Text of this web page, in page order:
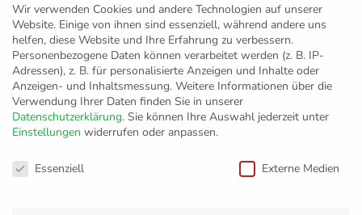
Lebedew: „Müssen
Wir verwenden Cookies und andere Technologien auf unserer
Website. Einige von ihnen sind essenziell, während andere uns
helfen, diese Website und Ihre Erfahrung zu verbessern.
Personenbezogene Daten können verarbeitet werden (z. B. IP-
Adressen), z. B. für personalisierte Anzeigen und Inhalte oder
Anzeigen- und Inhaltsmessung. Weitere Informationen über die
Verwendung Ihrer Daten finden Sie in unserer
Datenschutzerklärung. Sie können Ihre Auswahl jederzeit unter
Einstellungen widerrufen oder anpassen.
Datenschutzeinstellungen
Essenziell Externe Medien